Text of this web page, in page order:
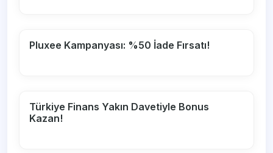
Pluxee Kampanyası: %50 İade Fırsatı!
Türkiye Finans Yakın Davetiyle Bonus
Kazan!